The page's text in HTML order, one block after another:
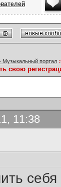
Музыкальный портал
свою
11:38